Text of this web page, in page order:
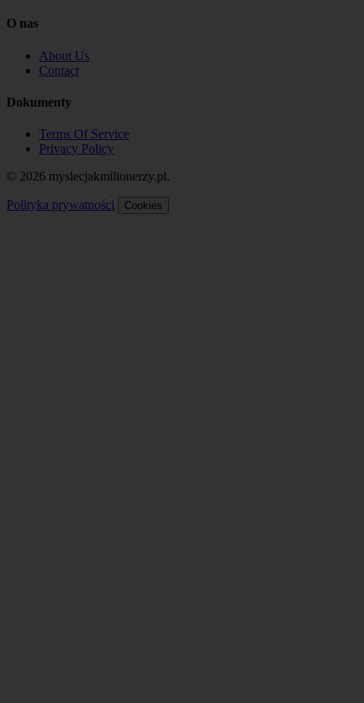
O nas
About Us
Contact
Dokumenty
Terms Of Service
Privacy Policy
© 2026 myslecjakmilionerzy.pl.
Polityka prywatności Cookies